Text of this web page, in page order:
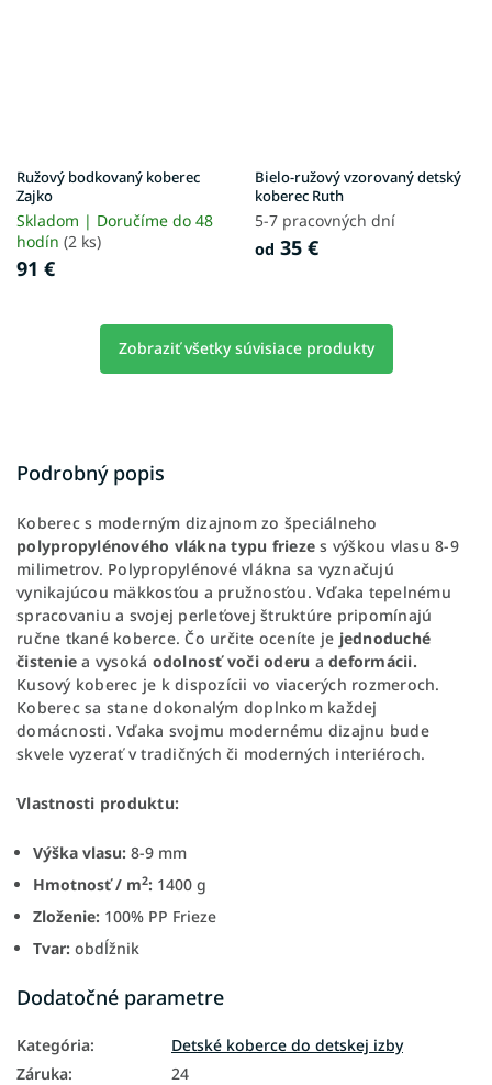
Ružový bodkovaný koberec
Zajko
Skladom | Doručíme do 48
hodín (2 ks)
91 €
Bielo-ružový vzorovaný detský
koberec Ruth
5-7 pracovných dní
od 35 €
Zobraziť všetky súvisiace produkty
Podrobný popis
Koberec s moderným dizajnom zo špeciálneho
polypropylénového vlákna typu frieze s výškou vlasu 8-9
milimetrov. Polypropylénové vlákna sa vyznačujú
vynikajúcou mäkkosťou a pružnosťou. Vďaka tepelnému
spracovaniu a svojej perleťovej štruktúre pripomínajú
ručne tkané koberce. Čo určite oceníte je jednoduché
čistenie a vysoká odolnosť voči oderu a deformácii.
Kusový koberec je k dispozícii vo viacerých rozmeroch.
Koberec sa stane dokonalým doplnkom každej
domácnosti. Vďaka svojmu modernému dizajnu bude
skvele vyzerať v tradičných či moderných interiéroch.
Vlastnosti produktu:
Výška vlasu: 8-9 mm
Hmotnosť / m2: 1400 g
Zloženie: 100% PP Frieze
Tvar: obdĺžnik
Dodatočné parametre
Kategória:
Detské koberce do detskej izby
Záruka:
24